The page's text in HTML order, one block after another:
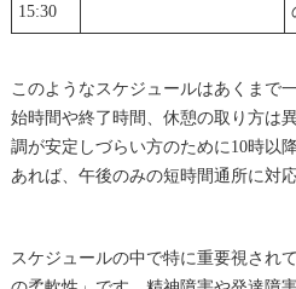
15:30
このようなスケジュールはあくまで
始時間や終了時間、休憩の取り方は
調が安定しづらい方のために10時以
あれば、午後のみの短時間通所に対
スケジュールの中で特に重要視され